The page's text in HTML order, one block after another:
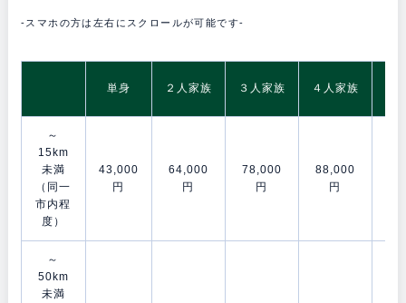
-スマホの方は左右にスクロールが可能です-
単身 ２人家族 ３人家族 ４人家族
～
15km
未満
（同一
市内程
度）
43,000
円
64,000
円
78,000
円
88,000
円
～
50km
未満